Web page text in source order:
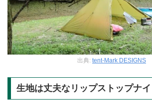
出典: tent-Mark DESIGNS
生地は丈夫なリップストップナ